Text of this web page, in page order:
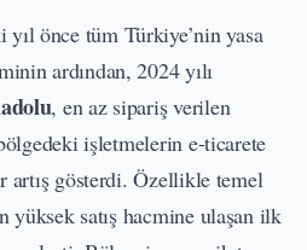
yıl önce tüm Türkiye’nin yasa
ardından, 2024 yılı
, en az sipariş verilen
işletmelerin e-ticarete
gösterdi. Özellikle temel
yüksek satış hacmine ulaşan ilk